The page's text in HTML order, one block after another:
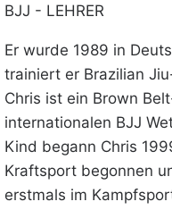
BJJ - LEHRER
Er wurde 1989 in
trainiert er Brazilian
Chris ist ein Brown
internationalen BJJ
Kind begann Chris
Kraftsport begonnen
erstmals im